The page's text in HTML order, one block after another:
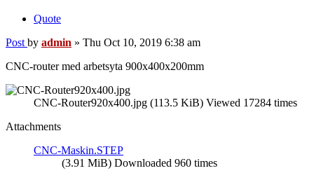
Quote
Post by admin » Thu Oct 10, 2019 6:38 am
CNC-router med arbetsyta 900x400x200mm
CNC-Router920x400.jpg (113.5 KiB) Viewed 17284 times
Attachments
CNC-Maskin.STEP
(3.91 MiB) Downloaded 960 times